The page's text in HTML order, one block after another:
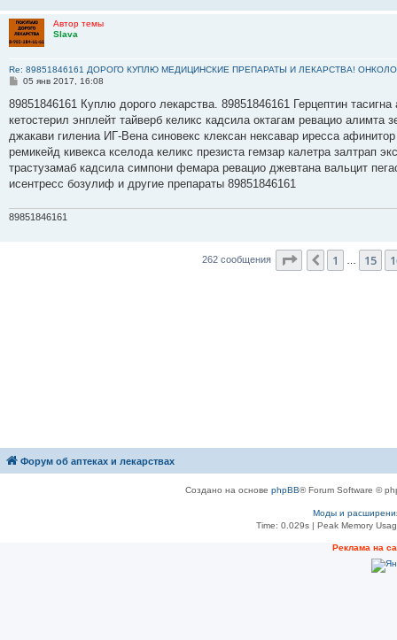
Автор темы
Slava
Re: 89851846161 ДОРОГО КУПЛЮ МЕДИЦИНСКИЕ ПРЕПАРАТЫ И ЛЕКАРСТВА!
С
о
щ
е
и
е
05 янв 2017, 16:08
89851846161 Куплю дорого лекарства. 89851846161 Герцептин тасигна
кетостерил энплейт тайверб келикс кадсила октагам ревацио алимта
джакави гилениа ИГ-Вена синовекс клексан нексавар иресса
ремикейд кивекса кселода келикс презиста гемзар калетра залтрап
трастузамаб кадсила симпони фемара ревацио джевтана вальцит
исентресс бозулиф и другие препараты 89851846161
89851846161
262 сообщения Страница 17из
Пред.
1 15
Форум об аптеках и лекарствах
Создано на основе phpBB® Forum Software ©
Моды и
Time: 0.029s| Peak Memory
Рeклама на